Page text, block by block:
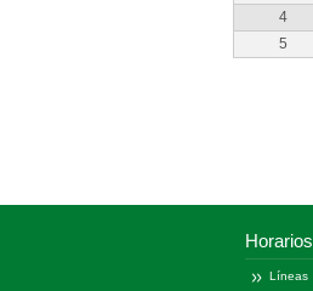
4
5
Horarios
Líneas